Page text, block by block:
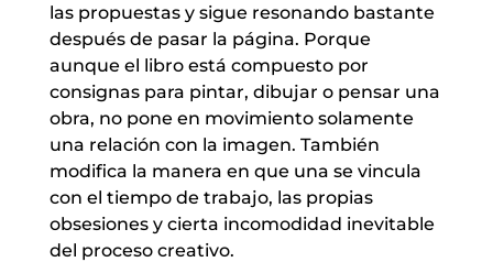
las propuestas y sigue resonando bastante
después de pasar la página. Porque
aunque el libro está compuesto por
consignas para pintar, dibujar o pensar una
obra, no pone en movimiento solamente
una relación con la imagen. También
modifica la manera en que una se vincula
con el tiempo de trabajo, las propias
obsesiones y cierta incomodidad inevitable
del proceso creativo.